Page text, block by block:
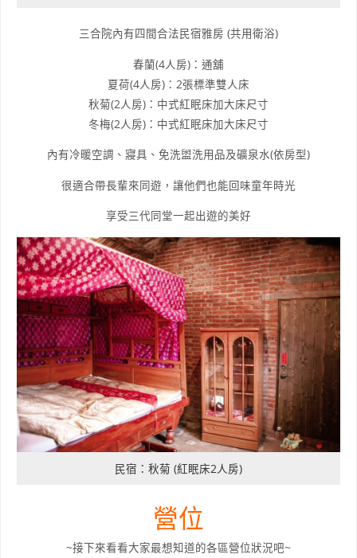
三合院內有四間合法民宿雅房 (共用衛浴)
春蘭(4人房)：通舖
夏荷(4人房)：2張標準雙人床
秋菊(2人房)：中式紅眠床加大床尺寸
冬梅(2人房)：中式紅眠床加大床尺寸
內有冷暖空調、寢具、免洗盥洗用品及礦泉水(依房型)
很適合帶長輩來同遊，讓他們也能回味童年時光
享受三代同堂一起出遊的美好
民宿：秋菊 (紅眠床2人房)
營位
~接下來看看大家最想知道的各區營位狀況吧~